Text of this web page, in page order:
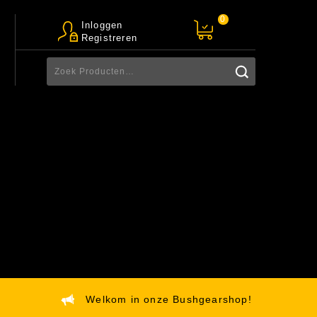
Inloggen
Registreren
0
Welkom in onze Bushgearshop!